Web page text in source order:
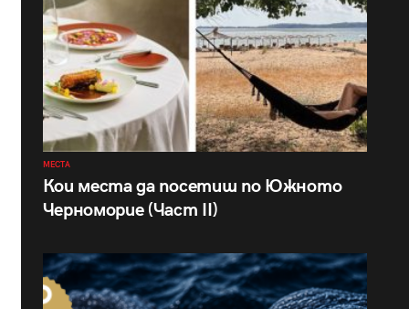
МЕСТА
Кои места да посетиш по Южното
Черноморие (Част II)